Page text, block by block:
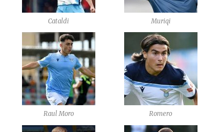
Cataldi Muriqi
Raul Moro Romero